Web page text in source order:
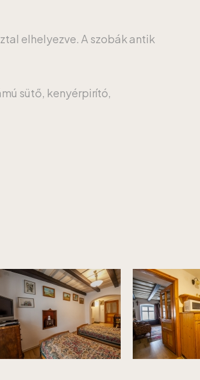
elhelyezve. A szobák antik
sütő, kenyérpirító,